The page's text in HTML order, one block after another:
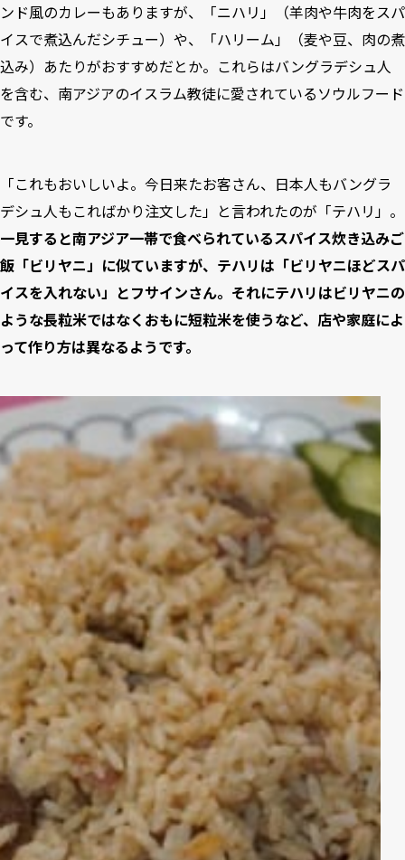
ンド風のカレーもありますが、「ニハリ」（羊肉や牛肉をスパ
イスで煮込んだシチュー）や、「ハリーム」（麦や豆、肉の煮
込み）あたりがおすすめだとか。これらはバングラデシュ人
を含む、南アジアのイスラム教徒に愛されているソウルフード
です。
「これもおいしいよ。今日来たお客さん、日本人もバングラ
デシュ人もこればかり注文した」と言われたのが「テハリ」。
一見すると南アジア一帯で食べられているスパイス炊き込みご
飯「ビリヤニ」に似ていますが、テハリは「ビリヤニほどスパ
イスを入れない」とフサインさん。それにテハリはビリヤニの
ような長粒米ではなくおもに短粒米を使うなど、店や家庭によ
って作り方は異なるようです。